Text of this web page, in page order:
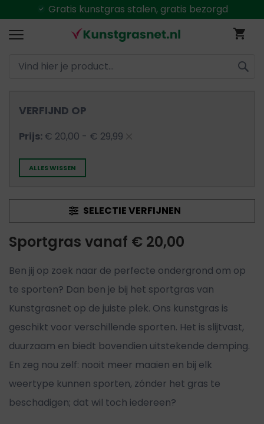
Gratis kunstgras stalen, gratis bezorgd
VERFIJND OP
Prijs € 20,00 - € 29,99
ALLES WISSEN
SELECTIE VERFIJNEN
Sportgras vanaf € 20,00
Ben jij op zoek naar de perfecte ondergrond om op
te sporten? Dan ben je bij het sportgras van
Kunstgrasnet op de juiste plek. Ons kunstgras is
geschikt voor verschillende sporten. Het is slijtvast,
duurzaam en biedt bovendien uitstekende demping.
En zeg nou zelf: nooit meer maaien en bij elk
weertype kunnen sporten, zónder het gras te
beschadigen; dat wil toch iedereen?